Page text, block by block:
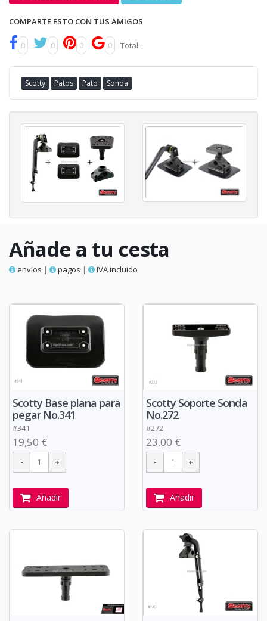
COMPARTE ESTO CON TUS AMIGOS
0 0 0 0 Total:
Scotty Patos Pato Sonda
Añade a tu cesta
envios | pagos | IVA incluido
Scotty Base plana para
pegar No.341
#341
19,50 €
Añadir
Scotty Soporte Sonda
No.272
#272
23,00 €
Añadir